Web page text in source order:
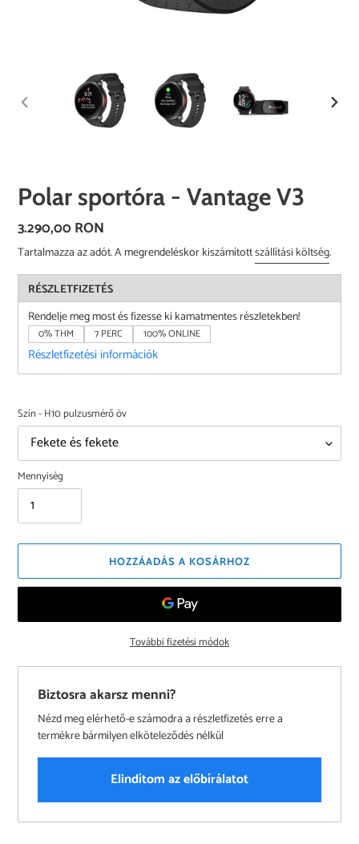
Polar sportóra - Vantage V3
Normál
ár
3.290,00 RON
Tartalmazza az adót. A megrendeléskor kiszámítottszállítási költség.
RÉSZLETFIZETÉS
Rendelje meg most és fizesse ki kamatmentes részletekben!
0% THM 7 PERC 100% ONLINE
Részletfizetési információk
Szín - H10 pulzusmérő öv
Mennyiség
HOZZÁADÁS A KOSÁRHOZ
További fizetési módok
Biztosra akarsz menni?
Nézd meg elérhető-e számodra a részletfizetés erre a
termékre bármilyen elköteleződés nélkül
Elindítom az előbírálatot